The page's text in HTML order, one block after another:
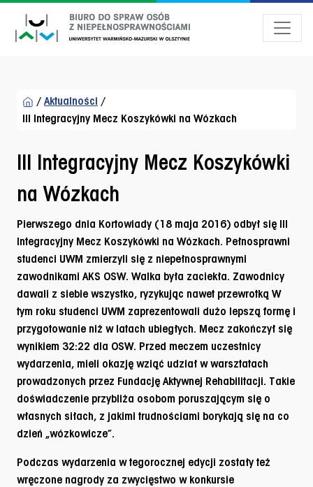
/ Aktualności /
III Integracyjny Mecz Koszykówki na Wózkach
III Integracyjny Mecz Koszykówki
na Wózkach
Pierwszego dnia Kortowiady (18 maja 2016) odbył się III
Integracyjny Mecz Koszykówki na Wózkach. Pełnosprawni
studenci UWM zmierzyli się z niepełnosprawnymi
zawodnikami AKS OSW. Walka była zaciekła. Zawodnicy
dawali z siebie wszystko, ryzykując nawet przewrotką W
tym roku studenci UWM zaprezentowali dużo lepszą formę i
przygotowanie niż w latach ubiegłych. Mecz zakończył się
wynikiem 32:22 dla OSW. Przed meczem uczestnicy
wydarzenia, mieli okazję wziąć udział w warsztatach
prowadzonych przez Fundację Aktywnej Rehabilitacji. Takie
doświadczenie przybliża osobom poruszającym się o
własnych siłach, z jakimi trudnościami borykają się na co
dzień „wózkowicze”.
Podczas wydarzenia w tegorocznej edycji zostały też
wręczone nagrody za zwycięstwo w konkursie